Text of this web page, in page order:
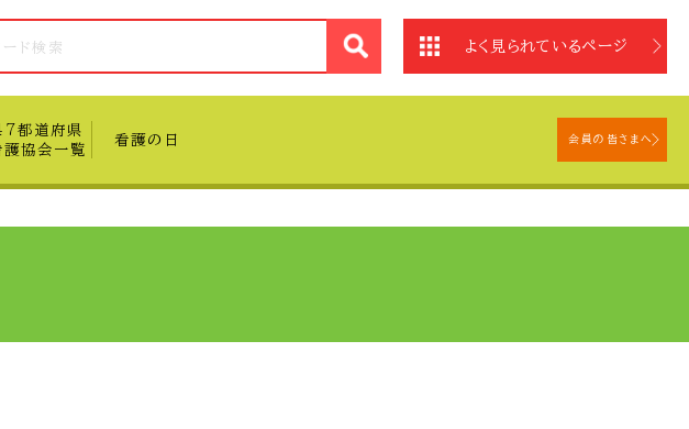
よく見られているページ
都道府県
護協会一覧
看護の日 会員の皆さまへ